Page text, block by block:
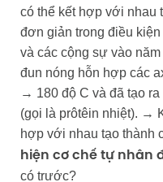
có thể kết hợp với nhau
đơn giản trong điều
và các cộng sự vào
đun nóng hỗn hợp các
→ 180 độ C và đã tạo
(gọi là prôtêin nhiệt). →
hợp với nhau tạo thành
hiện cơ chế tự nhân
có trước?